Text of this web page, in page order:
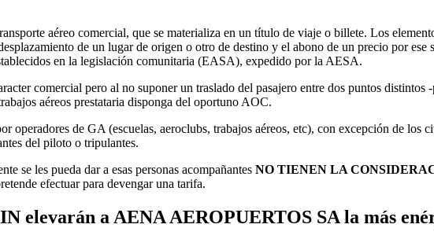
aéreo comercial, que se materializa en un título de viaje o billete. Los
de un lugar de origen o otro de destino y el abono de un precio por ese
en la legislación comunitaria (EASA), expedido por la AESA.
comercial pero al no suponer un traslado del pasajero entre dos puntos
aéreos prestataria disponga del oportuno AOC.
operadores de GA (escuelas, aeroclubs, trabajos aéreos, etc), con excepción de los
del piloto o tripulantes.
se les pueda dar a esas personas acompañantes NO TIENEN LA
efectuar para devengar una tarifa.
elevarán a AENA AEROPUERTOS SA la más